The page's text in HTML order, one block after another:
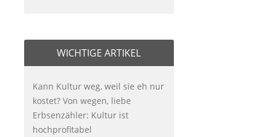
WICHTIGE ARTIKEL
Kann Kultur weg, weil sie eh nur
kostet? Von wegen, liebe
Erbsenzähler: Kultur ist
hochprofitabel